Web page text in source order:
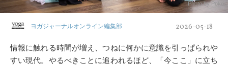
Photo by Poko
ヨガジャーナルオンライン編集部 2026-05-18
情報に触れる時間が増え、つねに何かに意識を引っぱられや
すい現代。やるべきことに追われるほど、「今ここ」に立ち